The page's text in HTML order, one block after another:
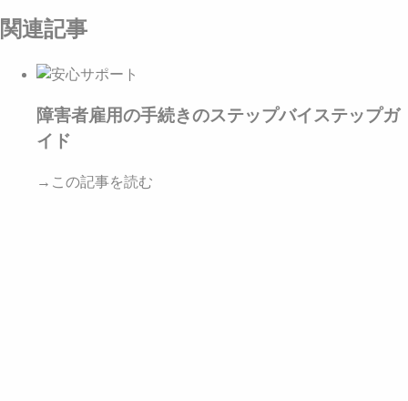
関連記事
障害者雇用の手続きのステップバイステップガ
イド
→この記事を読む